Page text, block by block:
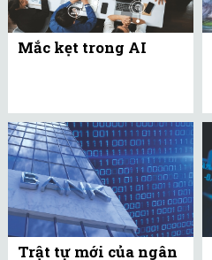
Mắc kẹt trong AI
Trật tự mới của ngân